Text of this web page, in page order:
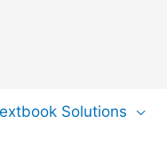
Solutions